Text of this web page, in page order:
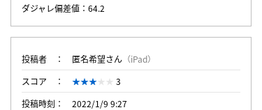
ダジャレ偏差値：64.2
投稿者 匿名希望さん （iPad）
スコア
3
投稿時刻
2022/1/9 9:27